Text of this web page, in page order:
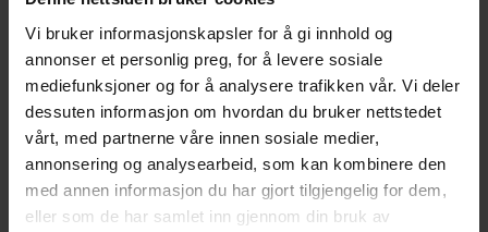
Vi bruker informasjonskapsler for å gi innhold og
annonser et personlig preg, for å levere sosiale
mediefunksjoner og for å analysere trafikken vår. Vi deler
dessuten informasjon om hvordan du bruker nettstedet
vårt, med partnerne våre innen sosiale medier,
annonsering og analysearbeid, som kan kombinere den
med annen informasjon du har gjort tilgjengelig for dem,
eller som de har samlet inn gjennom din bruk av
(dd.mm.yyyy)
Subsjanger:
Action og Eventyr,
FantasyogViktoriansk
fantasy
Aldersgruppe
Voksen
Illustrasjoner
ONE B&amp;W
ILLUSTRATION; 4C
ENDPAPERS